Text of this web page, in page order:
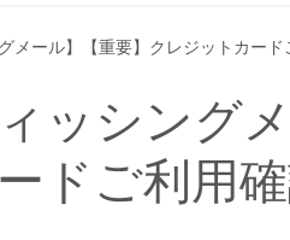
メール】【重要】クレジットカード
ッシング
ドご利用